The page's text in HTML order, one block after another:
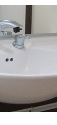
現
価格です。
HI）使
HI）使
管・銅
で)
清掃・修
軽作業）
清掃・修
中作業）